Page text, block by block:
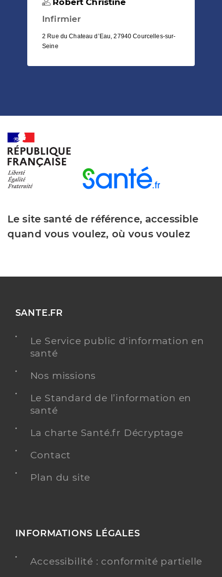
Infirmier
2 Rue du Chateau d’Eau, 27940 Courcelles-sur-
Seine
Le site santé de référence, accessible
quand vous voulez, où vous voulez
SANTE.FR
Le Service public d'information en
santé
Nos missions
Le Standard de l’information en
santé
La charte Santé.fr Décryptage
Contact
Plan du site
INFORMATIONS LÉGALES
Accessibilité : conformité partielle